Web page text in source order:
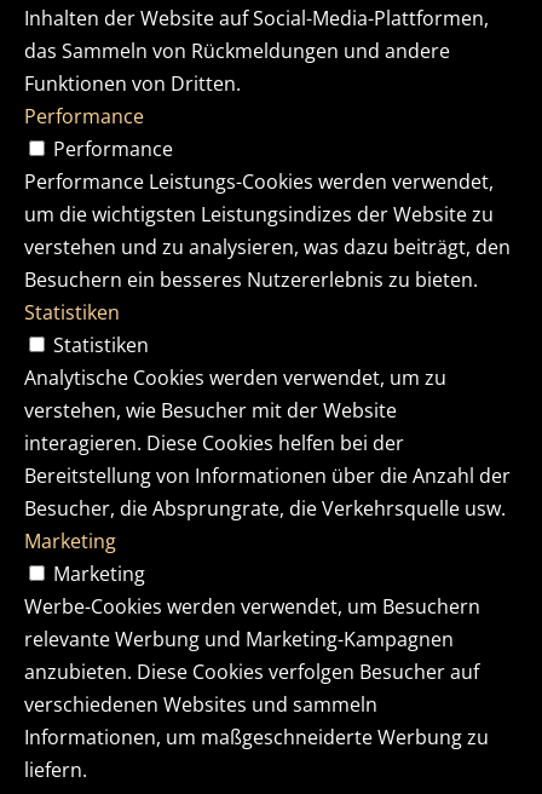
Inhalten der Website auf Social-Media-Plattformen,
das Sammeln von Rückmeldungen und andere
Funktionen von Dritten.
Performance
Performance
Performance Leistungs-Cookies werden verwendet,
um die wichtigsten Leistungsindizes der Website zu
verstehen und zu analysieren, was dazu beiträgt, den
Besuchern ein besseres Nutzererlebnis zu bieten.
Statistiken
Statistiken
Analytische Cookies werden verwendet, um zu
verstehen, wie Besucher mit der Website
interagieren. Diese Cookies helfen bei der
Bereitstellung von Informationen über die Anzahl der
Besucher, die Absprungrate, die Verkehrsquelle usw.
Marketing
Marketing
Werbe-Cookies werden verwendet, um Besuchern
relevante Werbung und Marketing-Kampagnen
anzubieten. Diese Cookies verfolgen Besucher auf
verschiedenen Websites und sammeln
Informationen, um maßgeschneiderte Werbung zu
liefern.